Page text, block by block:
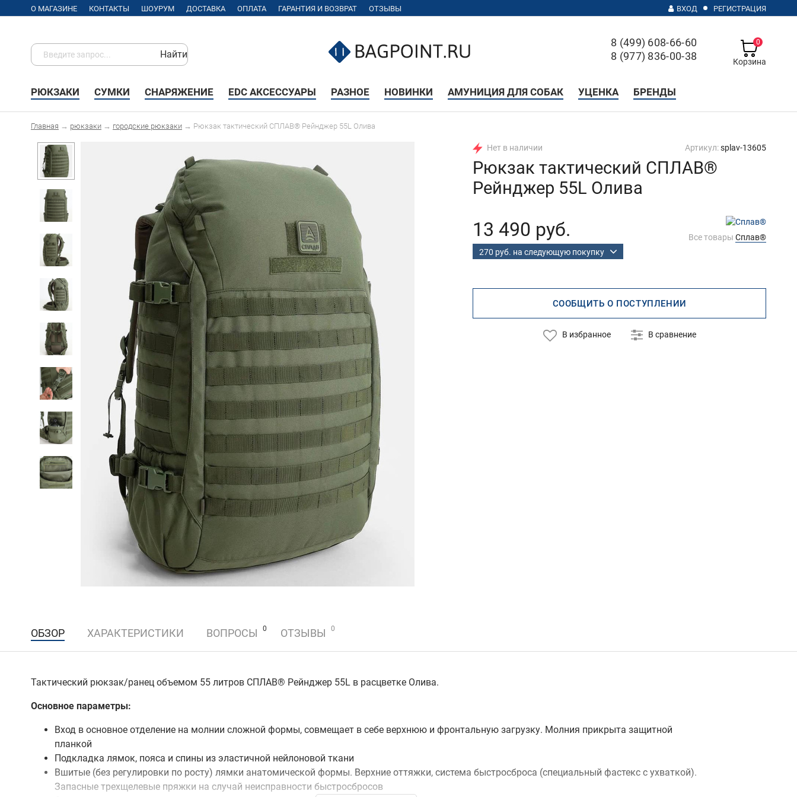
О МАГАЗИНЕ КОНТАКТЫ ШОУРУМ ДОСТАВКА ОПЛАТА ГАРАНТИЯ И ВОЗВРАТ ОТЗЫВЫ ВХОД РЕГИСТРАЦИЯ
Найти
8 (499) 608-66-60
8 (977) 836-00-38
Корзина
0
РЮКЗАКИ СУМКИ СНАРЯЖЕНИЕ EDC АКСЕССУАРЫ РАЗНОЕ НОВИНКИ АМУНИЦИЯ ДЛЯ СОБАК УЦЕНКА БРЕНДЫ
Главная → рюкзаки → городские рюкзаки → Рюкзак тактический СПЛАВ® Рейнджер 55L Олива
Нет в наличии Артикул:splav-13605
Рюкзак тактический СПЛАВ®
Рейнджер 55L Олива
13 490 руб.
270 руб. на следующую покупку
Все товары Сплав®
СООБЩИТЬ О ПОСТУПЛЕНИИ
В избранное В сравнение
ОБЗОР ХАРАКТЕРИСТИКИ ВОПРОСЫ 0 ОТЗЫВЫ 0
Тактический рюкзак/ранец объемом 55 литров СПЛАВ® Рейнджер 55L в расцветке Олива.
Основное параметры:
Вход в основное отделение на молнии сложной формы, совмещает в себе верхнюю и фронтальную загрузку. Молния прикрыта защитной
планкой
Подкладка лямок, пояса и спины из эластичной нейлоновой ткани
Вшитые (без регулировки по росту) лямки анатомической формы. Верхние оттяжки, система быстросброса (специальный фастекс с ухваткой).
Запасные трехщелевые пряжки на случай неисправности быстросбросов